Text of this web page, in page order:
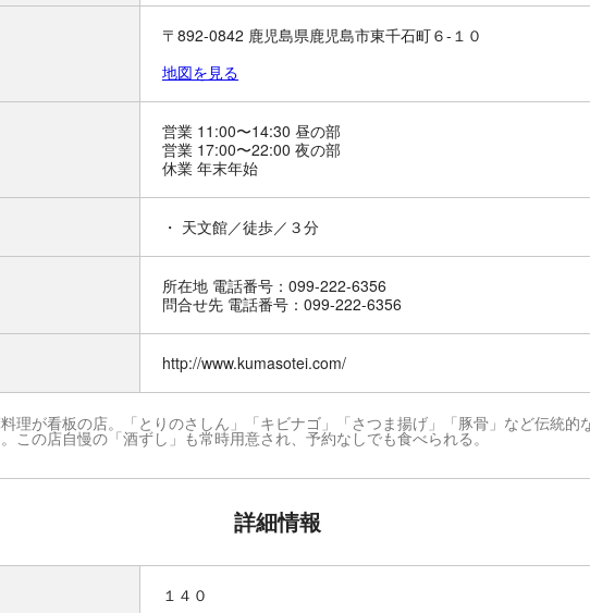
〒892-0842 鹿児島県鹿児島市東千石町６-１０
地図を見る
営業 11:00〜14:30 昼の部
営業 17:00〜22:00 夜の部
休業 年末年始
・ 天文館／徒歩／３分
所在地 電話番号：099-222-6356
問合せ先 電話番号：099-222-6356
http://www.kumasotei.com/
理が看板の店。「とりのさしん」「キビナゴ」「さつま揚げ」「豚骨」など伝統的
この店自慢の「酒ずし」も常時用意され、予約なしでも食べられる。
詳細情報
１４０